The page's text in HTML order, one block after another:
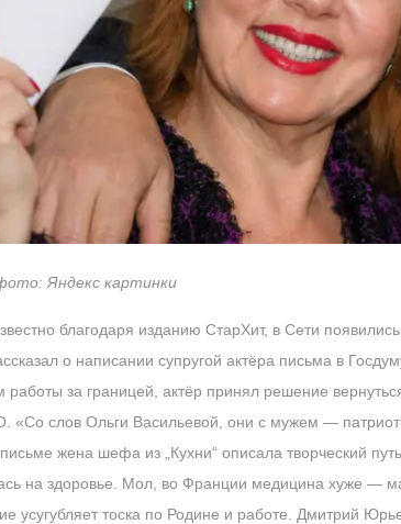
Яндекс картинки
благодаря изданию СтарХит, в Сети
о написании супругой актёра письма в
работы за границей, актёр принял решение
«Со слов Ольги Васильевой, они с мужем —
жена шефа из „Кухни“ описала творческий
на здоровье. Мол, во Франции медицина хуже —
усугубляет тоска по Родине и работе. Дмитрий